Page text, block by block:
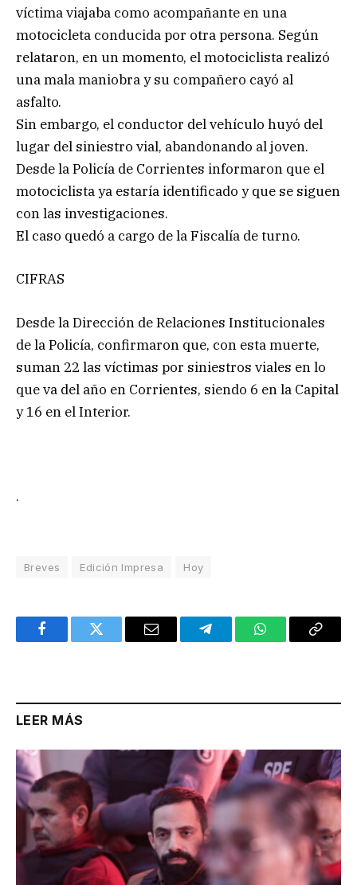
víctima viajaba como acompañante en una
motocicleta conducida por otra persona. Según
relataron, en un momento, el motociclista realizó
una mala maniobra y su compañero cayó al
asfalto.
Sin embargo, el conductor del vehículo huyó del
lugar del siniestro vial, abandonando al joven.
Desde la Policía de Corrientes informaron que el
motociclista ya estaría identificado y que se siguen
con las investigaciones.
El caso quedó a cargo de la Fiscalía de turno.
CIFRAS
Desde la Dirección de Relaciones Institucionales
de la Policía, confirmaron que, con esta muerte,
suman 22 las víctimas por siniestros viales en lo
que va del año en Corrientes, siendo 6 en la Capital
y 16 en el Interior.
.
Breves Edición Impresa Hoy
FacebookTwitter Email TelegramWhatsAppCopy
LEER MÁS